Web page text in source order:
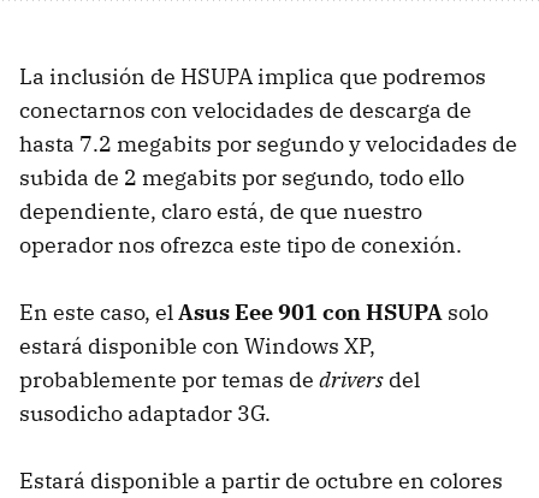
La inclusión de HSUPA implica que podremos
conectarnos con velocidades de descarga de
hasta 7.2 megabits por segundo y velocidades de
subida de 2 megabits por segundo, todo ello
dependiente, claro está, de que nuestro
operador nos ofrezca este tipo de conexión.
En este caso, el Asus Eee 901 con HSUPA solo
estará disponible con Windows XP,
probablemente por temas de drivers del
susodicho adaptador 3G.
Estará disponible a partir de octubre en colores